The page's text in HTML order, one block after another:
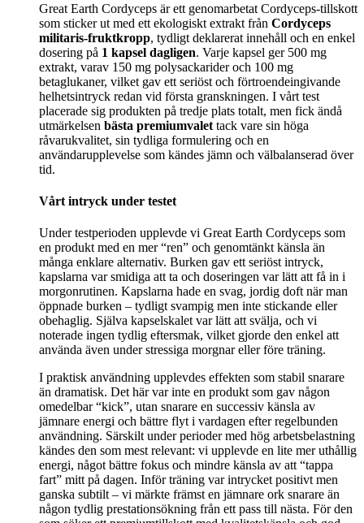
Great Earth Cordyceps är ett genomarbetat Cordyceps-tillskott
som sticker ut med ett ekologiskt extrakt från Cordyceps
militaris-fruktkropp, tydligt deklarerat innehåll och en enkel
dosering på 1 kapsel dagligen. Varje kapsel ger 500 mg
extrakt, varav 150 mg polysackarider och 100 mg
betaglukaner, vilket gav ett seriöst och förtroendeingivande
helhetsintryck redan vid första granskningen. I vårt test
placerade sig produkten på tredje plats totalt, men fick ändå
utmärkelsen bästa premiumvalet tack vare sin höga
råvarukvalitet, sin tydliga formulering och en
användarupplevelse som kändes jämn och välbalanserad över
tid.
Vårt intryck under testet
Under testperioden upplevde vi Great Earth Cordyceps som
en produkt med en mer “ren” och genomtänkt känsla än
många enklare alternativ. Burken gav ett seriöst intryck,
kapslarna var smidiga att ta och doseringen var lätt att få in i
morgonrutinen. Kapslarna hade en svag, jordig doft när man
öppnade burken – tydligt svampig men inte stickande eller
obehaglig. Själva kapselskalet var lätt att svälja, och vi
noterade ingen tydlig eftersmak, vilket gjorde den enkel att
använda även under stressiga morgnar eller före träning.
I praktisk användning upplevdes effekten som stabil snarare
än dramatisk. Det här var inte en produkt som gav någon
omedelbar “kick”, utan snarare en successiv känsla av
jämnare energi och bättre flyt i vardagen efter regelbunden
användning. Särskilt under perioder med hög arbetsbelastning
kändes den som mest relevant: vi upplevde en lite mer uthållig
energi, något bättre fokus och mindre känsla av att “tappa
fart” mitt på dagen. Inför träning var intrycket positivt men
ganska subtilt – vi märkte främst en jämnare ork snarare än
någon tydlig prestationsökning från ett pass till nästa. För den